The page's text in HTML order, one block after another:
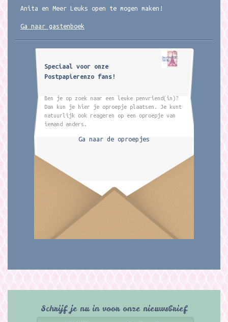
Anita en Meer Leuks open te mogen maken!
Ga naar gastenboek
Speciaal voor onze
Postpapierenzo fans!
Ben je op zoek naar een leuke penvriend(in)?
Dan kun je hier je oproepje plaatsen. Je kunt
natuurlijk ook reageren op een oproepje van
iemand anders.
Ga naar de oproepjes
Schrijf je nu in voor onze nieuwsbrief